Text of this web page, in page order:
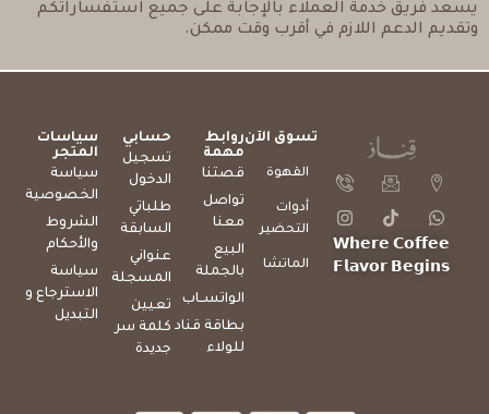
يسعد فريق خدمة العملاء بالإجابة على جميع استفساراتكم
وتقديم الدعم اللازم في أقرب وقت ممكن.
𝗪𝗵𝗲𝗿𝗲 𝗖𝗼𝗳𝗳𝗲𝗲
𝗙𝗹𝗮𝘃𝗼𝗿 𝗕𝗲𝗴𝗶𝗻𝘀
تسوق الآن
القهوة
أدوات
التحضير
الماتشا
روابط
مهمة
قصتنا
تواصل
معنا
البيع
بالجملة
الواتســاب
بطاقة قناد
للولاء
حسابي
تسجيل
الدخول
طلباتي
السابقة
عنواني
المسجلة
تعيين
كلمة سر
جديدة
سياسات
المتجر
سياسة
الخصوصية
الشروط
والأحكام
سياسة
الاسترجاع و
التبديل